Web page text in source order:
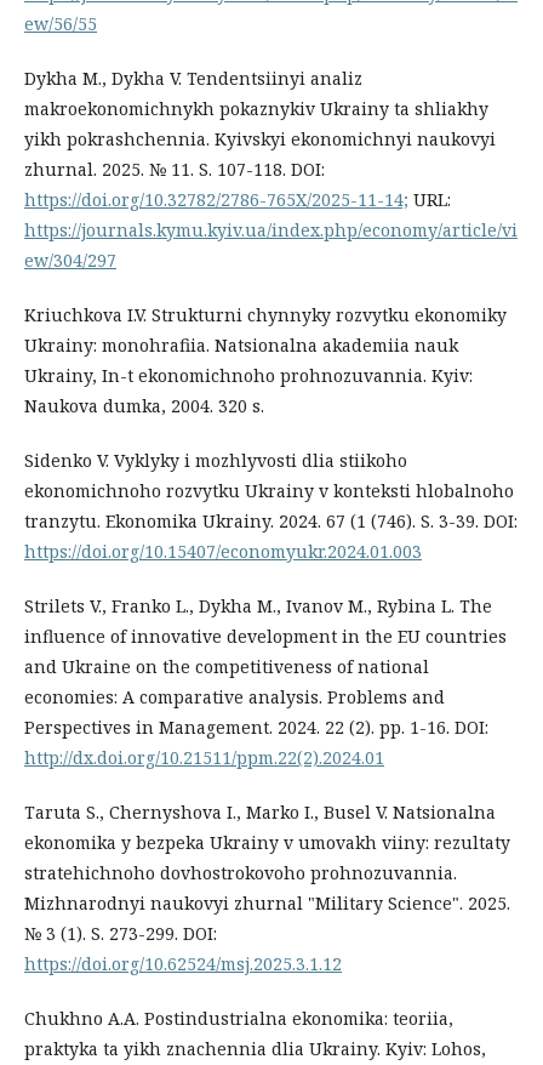
ew/56/55
Dykha M., Dykha V. Tendentsiinyi analiz
makroekonomichnykh pokaznykiv Ukrainy ta shliakhy
yikh pokrashchennia. Kyivskyi ekonomichnyi naukovyi
zhurnal. 2025. № 11. S. 107-118. DOI:
https://doi.org/10.32782/2786-765X/2025-11-14; URL:
https://journals.kymu.kyiv.ua/index.php/economy/article/vi
ew/304/297
Kriuchkova I.V. Strukturni chynnyky rozvytku ekonomiky
Ukrainy: monohrafiia. Natsionalna akademiia nauk
Ukrainy, In-t ekonomichnoho prohnozuvannia. Kyiv:
Naukova dumka, 2004. 320 s.
Sidenko V. Vyklyky i mozhlyvosti dlia stiikoho
ekonomichnoho rozvytku Ukrainy v konteksti hlobalnoho
tranzytu. Ekonomika Ukrainy. 2024. 67 (1 (746). S. 3-39. DOI:
https://doi.org/10.15407/economyukr.2024.01.003
Strilets V., Franko L., Dykha M., Ivanov M., Rybina L. The
influence of innovative development in the EU countries
and Ukraine on the competitiveness of national
economies: A comparative analysis. Problems and
Perspectives in Management. 2024. 22 (2). pp. 1-16. DOI:
http://dx.doi.org/10.21511/ppm.22(2).2024.01
Taruta S., Chernyshova I., Marko I., Busel V. Natsionalna
ekonomika y bezpeka Ukrainy v umovakh viiny: rezultaty
stratehichnoho dovhostrokovoho prohnozuvannia.
Mizhnarodnyi naukovyi zhurnal "Military Science". 2025.
№ 3 (1). S. 273-299. DOI:
https://doi.org/10.62524/msj.2025.3.1.12
Chukhno A.A. Postindustrialna ekonomika: teoriia,
praktyka ta yikh znachennia dlia Ukrainy. Kyiv: Lohos,